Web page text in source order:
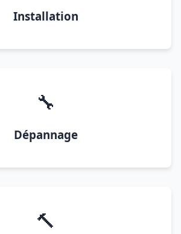
Installation
🔧
Dépannage
🔨